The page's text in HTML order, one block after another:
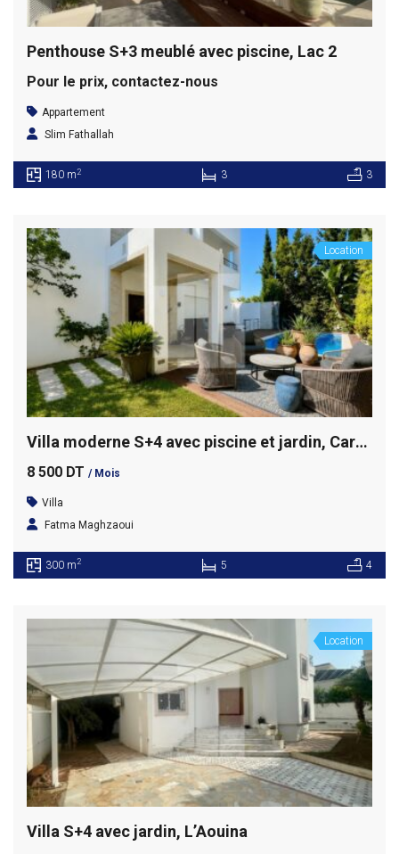
Penthouse S+3 meublé avec piscine, Lac 2
Pour le prix, contactez-nous
Appartement
Slim Fathallah
180 m2 3 3
Location
Villa moderne S+4 avec piscine et jardin, Carthage
8 500 DT / Mois
Villa
Fatma Maghzaoui
300 m2 5 4
Location
Villa S+4 avec jardin, L’Aouina